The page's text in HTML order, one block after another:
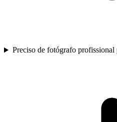
Preciso de fotógrafo profissional